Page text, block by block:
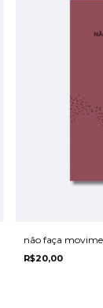
não faça
R$20,00